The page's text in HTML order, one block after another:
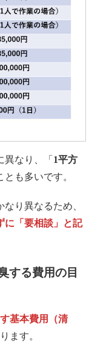
なり、「 1平方
とも多いです。
り異なるため、
に「要相談」と記
する費用の目
基本費用（清
ます。